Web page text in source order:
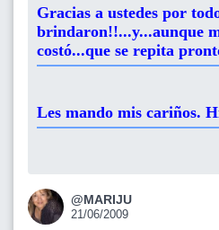
Gracias a ustedes por
brindaron!!...y...aunque
costó...que se repita
Les mando mis cariños.
@MARIJU
21/06/2009